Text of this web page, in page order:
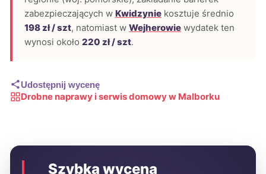
zabezpieczających w Kwidzynie kosztuje średnio
198 zł / szt, natomiast w Wejherowie wydatek ten
wynosi około 220 zł / szt.
Udostępnij wycenę
Drobne naprawy i serwis domowy w Malborku
Szybka wycena